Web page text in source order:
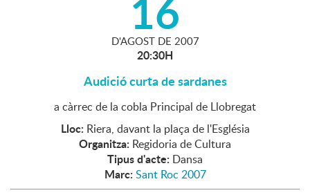
16
D'AGOST DE 2007
20:30H
Audició curta de sardanes
a càrrec de la cobla Principal de Llobregat
Lloc: Riera, davant la plaça de l'Església
Organitza: Regidoria de Cultura
Tipus d'acte: Dansa
Marc: Sant Roc 2007